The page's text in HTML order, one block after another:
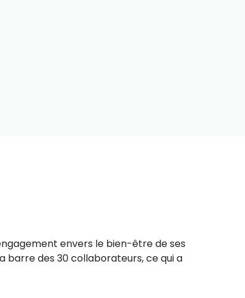
envers le bien-être de ses
barre des 30 collaborateurs, ce qui a